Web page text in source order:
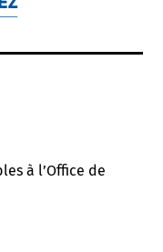
à l’Office de